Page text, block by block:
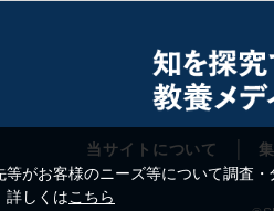
当サイトについて
等がお客様のニーズ等について調査
詳しくはこちら